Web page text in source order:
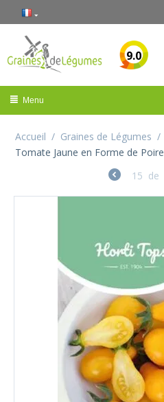
9.0
Menu
Accueil / Graines de Légumes /
Tomate Jaune en Forme de Poire
15 de